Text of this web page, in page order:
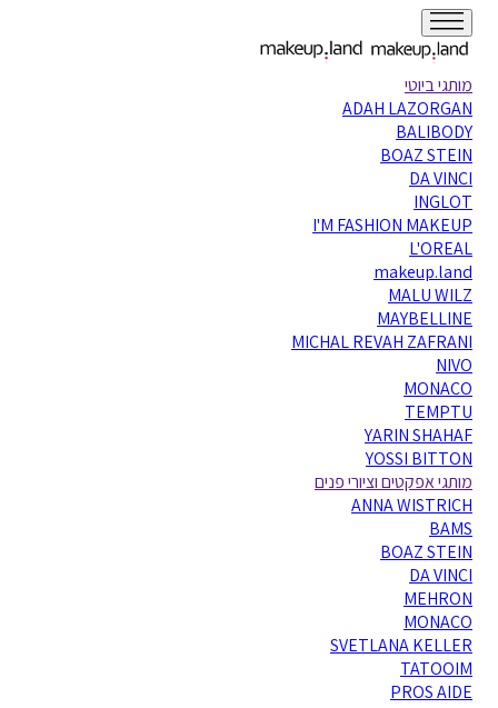
מותגי ביוטי
ADAH LAZORGAN
BALIBODY
BOAZ STEIN
DA VINCI
INGLOT
I'M FASHION MAKEUP
L'OREAL
makeup.land
MALU WILZ
MAYBELLINE
MICHAL REVAH ZAFRANI
NIVO
MONACO
TEMPTU
YARIN SHAHAF
YOSSI BITTON
מותגי אפקטים וציורי פנים
ANNA WISTRICH
BAMS
BOAZ STEIN
DA VINCI
MEHRON
MONACO
SVETLANA KELLER
TATOOIM
PROS AIDE